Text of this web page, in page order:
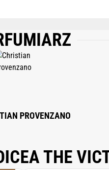
TETRAMETHYL
BHT, LINALYL ACETATE, SANTALOL,
EXTRACT, ROSE KETONES,
IONONE, TERPINEOL,
PROVENZANO
THE